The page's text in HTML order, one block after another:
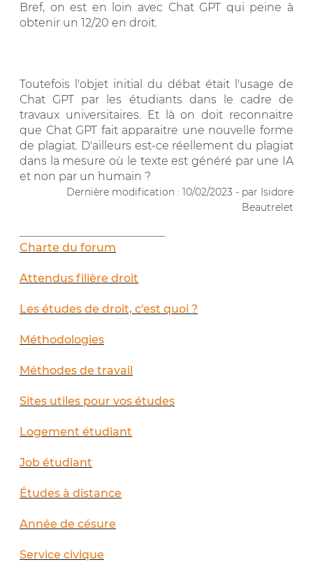
Bref, on est en loin avec Chat GPT qui peine à
obtenir un 12/20 en droit.
Toutefois l'objet initial du débat était l'usage de
Chat GPT par les étudiants dans le cadre de
travaux universitaires. Et là on doit reconnaitre
que Chat GPT fait apparaitre une nouvelle forme
de plagiat. D'ailleurs est-ce réellement du plagiat
dans la mesure où le texte est généré par une IA
et non par un humain ?
Dernière modification : 10/02/2023 - par Isidore
Beautrelet
Charte du forum
Attendus filière droit
Les études de droit, c'est quoi ?
Méthodologies
Méthodes de travail
Sites utiles pour vos études
Logement étudiant
Job étudiant
Études à distance
Année de césure
Service civique